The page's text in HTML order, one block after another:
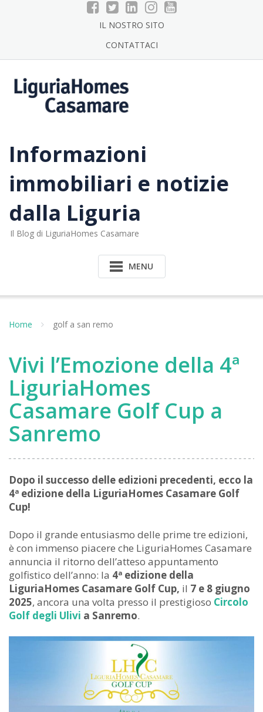
IL NOSTRO SITO
CONTATTACI
Informazioni
immobiliari e notizie
dalla Liguria
Il Blog di LiguriaHomes Casamare
MENU
Home golf a san remo
Vivi l’Emozione della 4ª
LiguriaHomes
Casamare Golf Cup a
Sanremo
Dopo il successo delle edizioni precedenti, ecco la
4ª edizione della LiguriaHomes Casamare Golf
Cup!
Dopo il grande entusiasmo delle prime tre edizioni,
è con immenso piacere che LiguriaHomes Casamare
annuncia il ritorno dell’atteso appuntamento
golfistico dell’anno: la 4ª edizione della
LiguriaHomes Casamare Golf Cup, il 7 e 8 giugno
2025, ancora una volta presso il prestigioso Circolo
Golf degli Ulivi a Sanremo.